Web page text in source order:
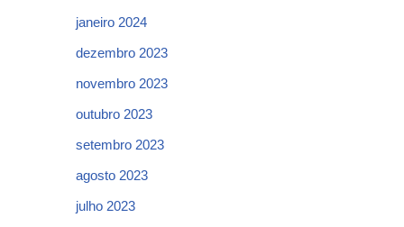
janeiro 2024
dezembro 2023
novembro 2023
outubro 2023
setembro 2023
agosto 2023
julho 2023